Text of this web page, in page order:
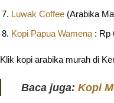
Luwak Coffee (Arabika
Kopi Papua Wamena : Rp
Klik kopi arabika murah di
Baca juga:Kopi